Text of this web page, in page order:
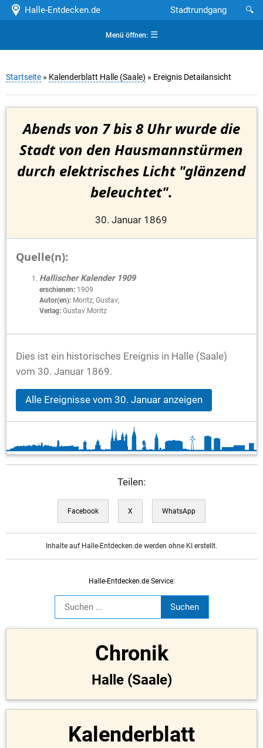
Halle-Entdecken.de 🔍
Stadtrundgang
Menü öffnen:☰
Startseite » Kalenderblatt Halle (Saale) » Ereignis Detailansicht
Abends von 7 bis 8 Uhr wurde die
Stadt von den Hausmannstürmen
durch elektrisches Licht "glänzend
beleuchtet".
30. Januar 1869
Quelle(n):
Hallischer Kalender 1909
erschienen: 1909
Autor(en): Moritz, Gustav;
Verlag: Gustav Moritz
Dies ist ein historisches Ereignis in Halle (Saale)
vom 30. Januar 1869.
Alle Ereignisse vom 30. Januar anzeigen
Teilen:
Facebook X WhatsApp
Inhalte auf Halle-Entdecken.de werden ohne KI erstellt.
Halle-Entdecken.de Service:
Chronik
Halle (Saale)
Kalenderblatt